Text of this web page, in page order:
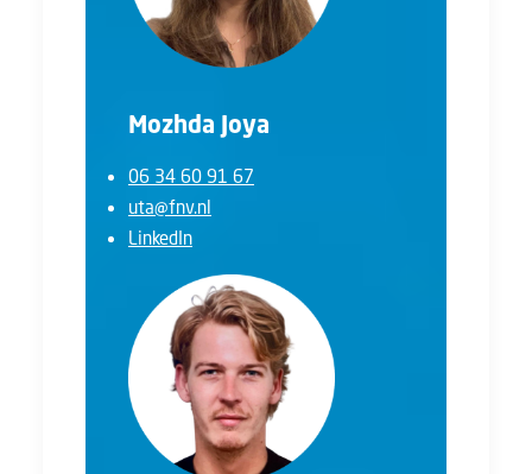
Mozhda Joya
06 34 60 91 67
uta@fnv.nl
LinkedIn